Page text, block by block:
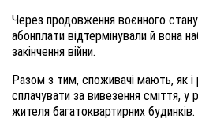
Через продовження воєнного
абонплати відтермінували й вона
закінчення війни.
Разом з тим, споживачі мають, як
сплачувати за вивезення сміття, у
жителя багатоквартирних будинків.